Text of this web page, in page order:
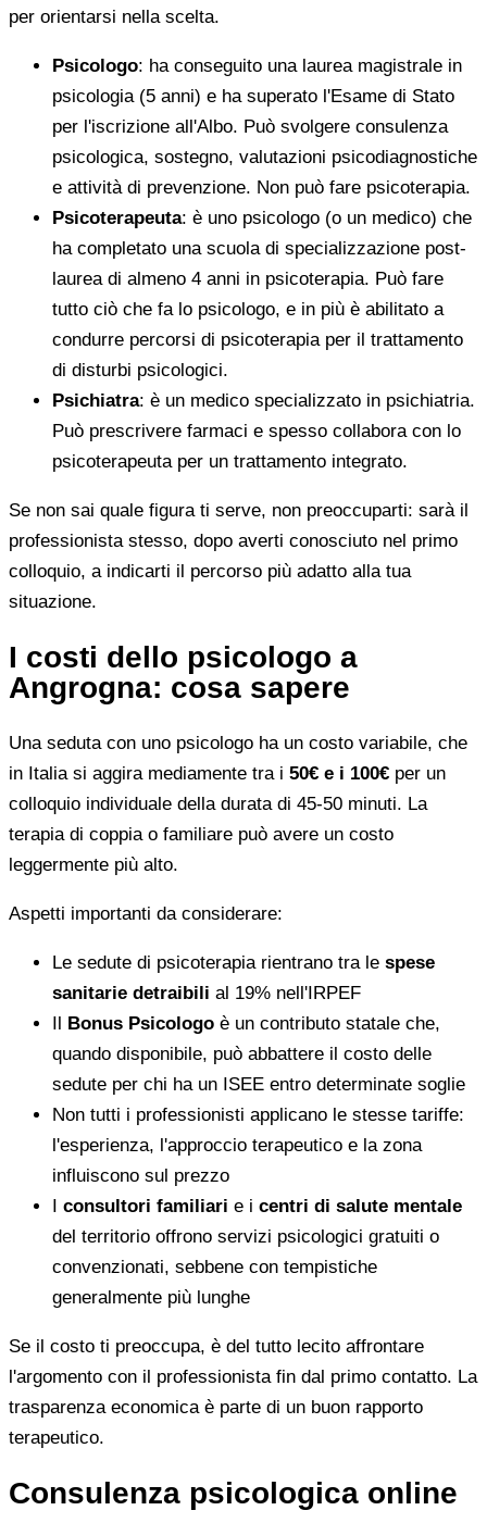
per orientarsi nella scelta.
Psicologo: ha conseguito una laurea magistrale in
psicologia (5 anni) e ha superato l'Esame di Stato
per l'iscrizione all'Albo. Può svolgere consulenza
psicologica, sostegno, valutazioni psicodiagnostiche
e attività di prevenzione. Non può fare psicoterapia.
Psicoterapeuta: è uno psicologo (o un medico) che
ha completato una scuola di specializzazione post-
laurea di almeno 4 anni in psicoterapia. Può fare
tutto ciò che fa lo psicologo, e in più è abilitato a
condurre percorsi di psicoterapia per il trattamento
di disturbi psicologici.
Psichiatra: è un medico specializzato in psichiatria.
Può prescrivere farmaci e spesso collabora con lo
psicoterapeuta per un trattamento integrato.
Se non sai quale figura ti serve, non preoccuparti: sarà il
professionista stesso, dopo averti conosciuto nel primo
colloquio, a indicarti il percorso più adatto alla tua
situazione.
I costi dello psicologo a
Angrogna: cosa sapere
Una seduta con uno psicologo ha un costo variabile, che
in Italia si aggira mediamente tra i 50€ e i 100€ per un
colloquio individuale della durata di 45-50 minuti. La
terapia di coppia o familiare può avere un costo
leggermente più alto.
Aspetti importanti da considerare:
Le sedute di psicoterapia rientrano tra le spese
sanitarie detraibili al 19% nell'IRPEF
Il Bonus Psicologo è un contributo statale che,
quando disponibile, può abbattere il costo delle
sedute per chi ha un ISEE entro determinate soglie
Non tutti i professionisti applicano le stesse tariffe:
l'esperienza, l'approccio terapeutico e la zona
influiscono sul prezzo
I consultori familiari e i centri di salute mentale
del territorio offrono servizi psicologici gratuiti o
convenzionati, sebbene con tempistiche
generalmente più lunghe
Se il costo ti preoccupa, è del tutto lecito affrontare
l'argomento con il professionista fin dal primo contatto. La
trasparenza economica è parte di un buon rapporto
terapeutico.
Consulenza psicologica online